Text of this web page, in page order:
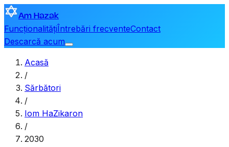
Am Hazak
FuncționalitățiÎntrebări frecventeContact
Descarcă acum
Acasă
/
Sărbători
/
Iom HaZikaron
/
2030